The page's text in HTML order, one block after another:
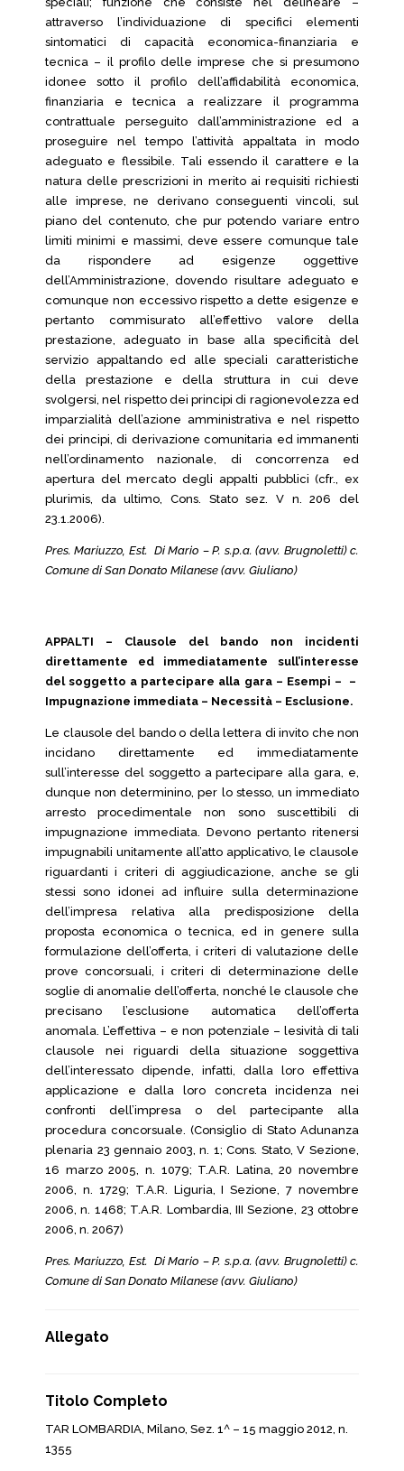
attraverso l’individuazione di specifici elementi
sintomatici di capacità economica-finanziaria e
tecnica – il profilo delle imprese che si presumono
idonee sotto il profilo dell’affidabilità economica,
finanziaria e tecnica a realizzare il programma
contrattuale perseguito dall’amministrazione ed a
proseguire nel tempo l’attività appaltata in modo
adeguato e flessibile. Tali essendo il carattere e la
natura delle prescrizioni in merito ai requisiti richiesti
alle imprese, ne derivano conseguenti vincoli, sul
piano del contenuto, che pur potendo variare entro
limiti minimi e massimi, deve essere comunque tale
da rispondere ad esigenze oggettive
dell’Amministrazione, dovendo risultare adeguato e
comunque non eccessivo rispetto a dette esigenze e
pertanto commisurato all’effettivo valore della
prestazione, adeguato in base alla specificità del
servizio appaltando ed alle speciali caratteristiche
della prestazione e della struttura in cui deve
svolgersi, nel rispetto dei principi di ragionevolezza ed
imparzialità dell’azione amministrativa e nel rispetto
dei principi, di derivazione comunitaria ed immanenti
nell’ordinamento nazionale, di concorrenza ed
apertura del mercato degli appalti pubblici (cfr., ex
plurimis, da ultimo, Cons. Stato sez. V n. 206 del
23.1.2006).
Pres. Mariuzzo, Est. Di Mario – P. s.p.a. (avv. Brugnoletti) c.
Comune di San Donato Milanese (avv. Giuliano)
APPALTI – Clausole del bando non incidenti
direttamente ed immediatamente sull’interesse
del soggetto a partecipare alla gara – Esempi – –
Impugnazione immediata – Necessità – Esclusione.
Le clausole del bando o della lettera di invito che non
incidano direttamente ed immediatamente
sull’interesse del soggetto a partecipare alla gara, e,
dunque non determinino, per lo stesso, un immediato
arresto procedimentale non sono suscettibili di
impugnazione immediata. Devono pertanto ritenersi
impugnabili unitamente all’atto applicativo, le clausole
riguardanti i criteri di aggiudicazione, anche se gli
stessi sono idonei ad influire sulla determinazione
dell’impresa relativa alla predisposizione della
proposta economica o tecnica, ed in genere sulla
formulazione dell’offerta, i criteri di valutazione delle
prove concorsuali, i criteri di determinazione delle
soglie di anomalie dell’offerta, nonché le clausole che
precisano l’esclusione automatica dell’offerta
anomala. L’effettiva – e non potenziale – lesività di tali
clausole nei riguardi della situazione soggettiva
dell’interessato dipende, infatti, dalla loro effettiva
applicazione e dalla loro concreta incidenza nei
confronti dell’impresa o del partecipante alla
procedura concorsuale. (Consiglio di Stato Adunanza
plenaria 23 gennaio 2003, n. 1; Cons. Stato, V Sezione,
16 marzo 2005, n. 1079; T.A.R. Latina, 20 novembre
2006, n. 1729; T.A.R. Liguria, I Sezione, 7 novembre
2006, n. 1468; T.A.R. Lombardia, III Sezione, 23 ottobre
2006, n. 2067)
Pres. Mariuzzo, Est. Di Mario – P. s.p.a. (avv. Brugnoletti) c.
Comune di San Donato Milanese (avv. Giuliano)
Allegato
Titolo Completo
TAR LOMBARDIA, Milano, Sez. 1^ – 15 maggio 2012, n.
1355